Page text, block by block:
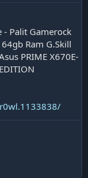
- Palit Gamerock
Ram G.Skill
PRIME X670E-